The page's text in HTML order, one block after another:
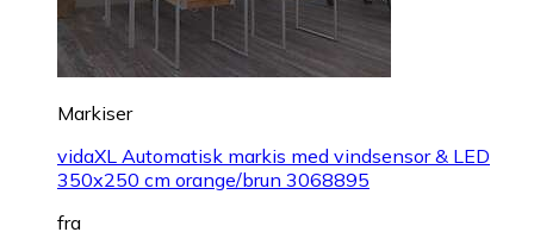
Markiser
vidaXL Automatisk markis med vindsensor & LED
350x250 cm orange/brun 3068895
fra